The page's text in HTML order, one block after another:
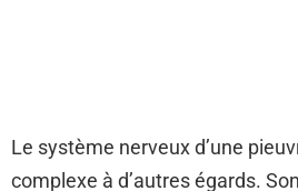
Le système nerveux d’une
complexe à d’autres égards.